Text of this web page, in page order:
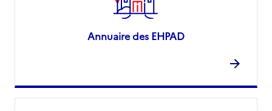
Annuaire des EHPAD